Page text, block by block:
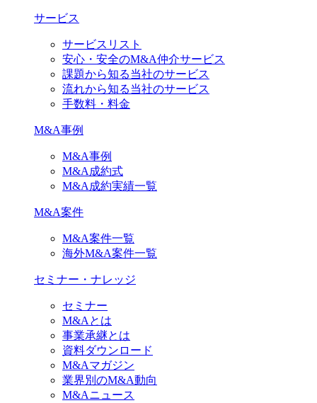
サービス
サービスリスト
安心・安全のM&A仲介サービス
課題から知る当社のサービス
流れから知る当社のサービス
手数料・料金
M&A事例
M&A事例
M&A成約式
M&A成約実績一覧
M&A案件
M&A案件一覧
海外M&A案件一覧
セミナー・ナレッジ
セミナー
M&Aとは
事業承継とは
資料ダウンロード
M&Aマガジン
業界別のM&A動向
M&Aニュース